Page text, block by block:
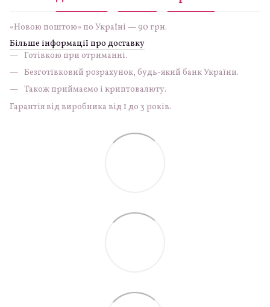
«Новою поштою» по Україні — 90 грн.
Більше інформації про доставку
Готівкою при отриманні.
Безготівковий розрахунок, будь-який банк України.
Також приймаємо і криптовалюту.
Гарантія від виробника від 1 до 3 років.